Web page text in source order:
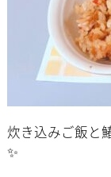
炊き込みご飯と
✨